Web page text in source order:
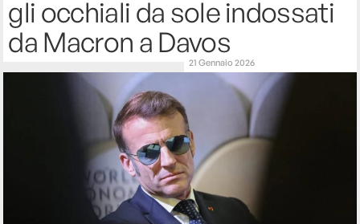
gli occhiali da sole indossati
da Macron a Davos
21 Gennaio 2026